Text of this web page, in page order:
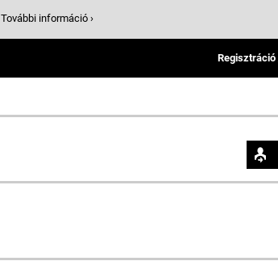
További információ ›